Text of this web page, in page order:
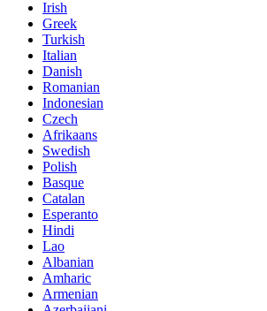
Irish
Greek
Turkish
Italian
Danish
Romanian
Indonesian
Czech
Afrikaans
Swedish
Polish
Basque
Catalan
Esperanto
Hindi
Lao
Albanian
Amharic
Armenian